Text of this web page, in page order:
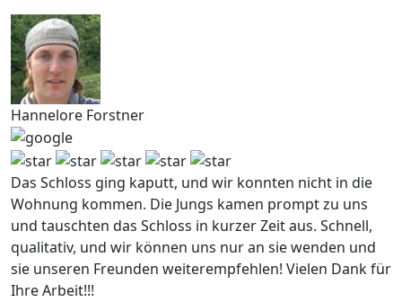
Hannelore Forstner
Das Schloss ging kaputt, und wir konnten nicht in die
Wohnung kommen. Die Jungs kamen prompt zu uns
und tauschten das Schloss in kurzer Zeit aus. Schnell,
qualitativ, und wir können uns nur an sie wenden und
sie unseren Freunden weiterempfehlen! Vielen Dank für
Ihre Arbeit!!!